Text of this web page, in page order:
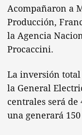
Acompañaron a
Producción,
la Agencia
Procaccini.
La inversión total
la General
centrales será de
una generará